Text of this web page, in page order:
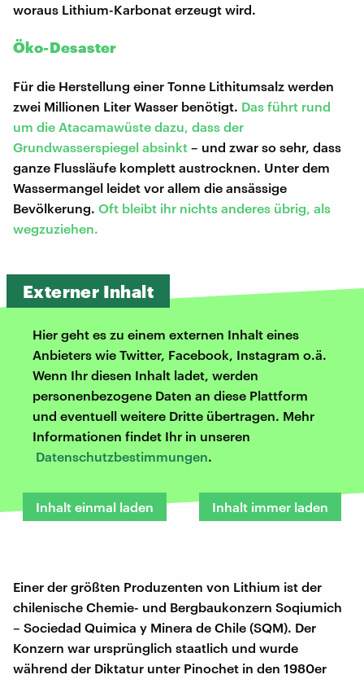
woraus Lithium-Karbonat erzeugt wird.
Öko-Desaster
Für die Herstellung einer Tonne Lithitumsalz werden
zwei Millionen Liter Wasser benötigt. Das führt rund
um die Atacamawüste dazu, dass der
Grundwasserspiegel absinkt – und zwar so sehr, dass
ganze Flussläufe komplett austrocknen. Unter dem
Wassermangel leidet vor allem die ansässige
Bevölkerung. Oft bleibt ihr nichts anderes übrig, als
wegzuziehen.
Externer Inhalt
Hier geht es zu einem externen Inhalt eines
Anbieters wie Twitter, Facebook, Instagram o.ä.
Wenn Ihr diesen Inhalt ladet, werden
personenbezogene Daten an diese Plattform
und eventuell weitere Dritte übertragen. Mehr
Informationen findet Ihr in unseren
Datenschutzbestimmungen.
Inhalt einmal laden Inhalt immer laden
Einer der größten Produzenten von Lithium ist der
chilenische Chemie- und Bergbaukonzern Soqiumich
– Sociedad Quimica y Minera de Chile (SQM). Der
Konzern war ursprünglich staatlich und wurde
während der Diktatur unter Pinochet in den 1980er